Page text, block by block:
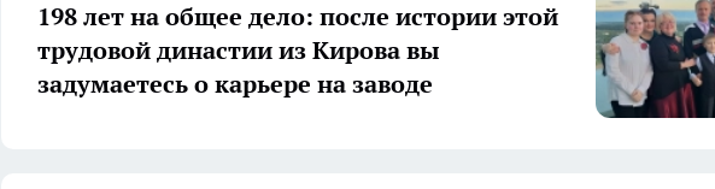
198 лет на общее дело: после истории этой
трудовой династии из Кирова вы
задумаетесь о карьере на заводе